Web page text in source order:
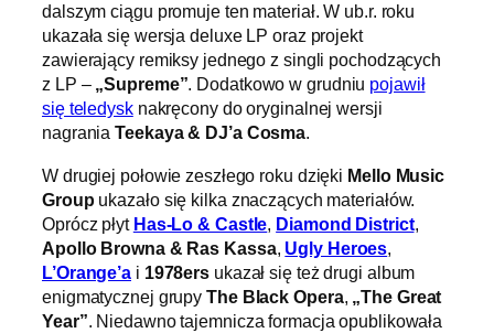
dalszym ciągu promuje ten materiał. W ub.r. roku
ukazała się wersja deluxe LP oraz projekt
zawierający remiksy jednego z singli pochodzących
z LP – „Supreme”. Dodatkowo w grudniu pojawił
się teledysknakręcony do oryginalnej wersji
nagraniaTeekaya & DJ’a Cosma.
W drugiej połowie zeszłego roku dzięki Mello Music
Group ukazało się kilka znaczących materiałów.
Oprócz płyt Has-Lo & Castle Diamond District,
Apollo Browna & Ras Kassa Ugly Heroes
L’Orange’a i 1978ers ukazał się też drugi album
enigmatycznej grupy The Black Opera
„The Great
Year” . Niedawno tajemnicza formacja opublikowała